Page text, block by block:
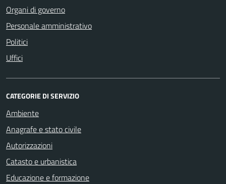
Organi di governo
Personale amministrativo
Politici
Uffici
CATEGORIE DI SERVIZIO
Ambiente
Anagrafe e stato civile
Autorizzazioni
Catasto e urbanistica
Educazione e formazione